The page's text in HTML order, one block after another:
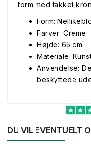
form med takket
Form:
Farver: Creme
Højde: 65 cm
Materiale:
Anvendelse:
beskyttede
DU VIL EVENTUELT